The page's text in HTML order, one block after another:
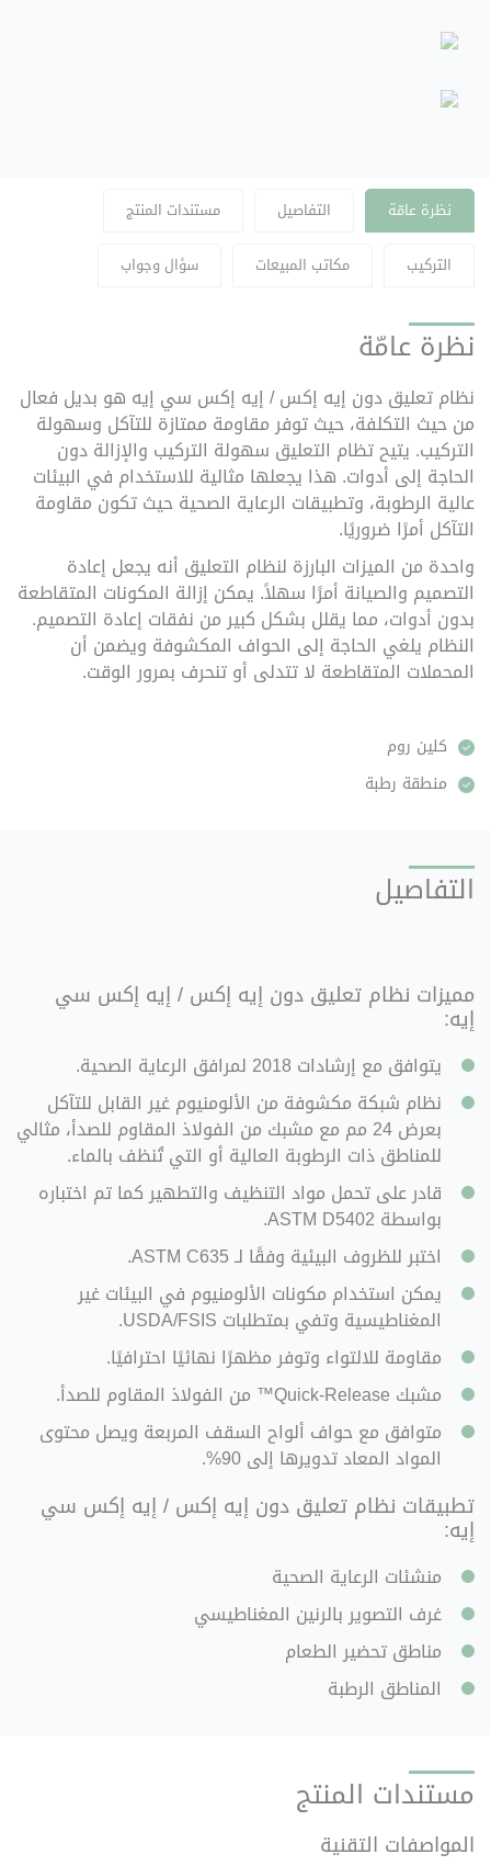
نظرة عامّة التفاصيل
مستندات المنتج
التركيب
مكاتب المبيعات سؤال وجواب
نظرة عامّة
نظام تعليق دون إيه إكس / إيه إكس سي إيه هو بديل فعال
من حيث التكلفة، حيث توفر مقاومة ممتازة للتآكل وسهولة
التركيب. يتيح تظام التعليق سهولة التركيب والإزالة دون
الحاجة إلى أدوات. هذا يجعلها مثالية للاستخدام في البيئات
عالية الرطوبة، وتطبيقات الرعاية الصحية حيث تكون مقاومة
التآكل أمرًا ضروريًا.
واحدة من الميزات البارزة لنظام التعليق أنه يجعل إعادة
التصميم والصيانة أمرًا سهلاً. يمكن إزالة المكونات المتقاطعة
بدون أدوات، مما يقلل بشكل كبير من نفقات إعادة التصميم.
النظام يلغي الحاجة إلى الحواف المكشوفة ويضمن أن
المحملات المتقاطعة لا تتدلى أو تنحرف بمرور الوقت.
كلين روم
منطقة رطبة
التفاصيل
مميزات نظام تعليق دون إيه إكس / إيه إكس سي
إيه:
يتوافق مع إرشادات 2018 لمرافق الرعاية الصحية.
نظام شبكة مكشوفة من الألومنيوم غير القابل للتآكل
بعرض 24 مم مع مشبك من الفولاذ المقاوم للصدأ، مثالي
للمناطق ذات الرطوبة العالية أو التي تُنظف بالماء.
قادر على تحمل مواد التنظيف والتطهير كما تم اختباره
بواسطة ASTM D5402.
اختبر للظروف البيئية وفقًا لـ ASTM C635.
يمكن استخدام مكونات الألومنيوم في البيئات غير
المغناطيسية وتفي بمتطلبات USDA/FSIS.
مقاومة للالتواء وتوفر مظهرًا نهائيًا احترافيًا.
مشبك Quick-Release™ من الفولاذ المقاوم للصدأ.
متوافق مع حواف ألواح السقف المربعة ويصل محتوى
المواد المعاد تدويرها إلى 90%.
تطبيقات نظام تعليق دون إيه إكس / إيه إكس سي
إيه:
منشئات الرعاية الصحية
غرف التصوير بالرنين المغناطيسي
مناطق تحضير الطعام
المناطق الرطبة
مستندات المنتج
المواصفات التقنية